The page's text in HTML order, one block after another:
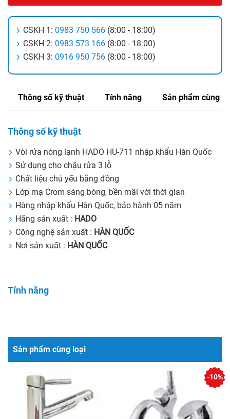
CSKH 1: 0983 750 566 (8:00 - 18:00)
CSKH 2: 0983 573 166 (8:00 - 18:00)
CSKH 3: 0916 950 756 (8:00 - 18:00)
Thông số kỹ thuật Tính năng Sản phẩm cùng
Thông số kỹ thuật
Vòi rửa nóng lạnh HADO HU-711 nhập khẩu Hàn Quốc
Sử dụng cho chậu rửa 3 lỗ
Chất liệu chủ yếu bằng đồng
Lớp mạ Crom sáng bóng, bền mãi với thời gian
Hàng nhập khẩu Hàn Quốc, bảo hành 05 năm
Hãng sản xuất : HADO
Công nghệ sản xuất : HÀN QUỐC
Nơi sản xuất : HÀN QUỐC
Tính năng
Sản phẩm cùng loại
-10%